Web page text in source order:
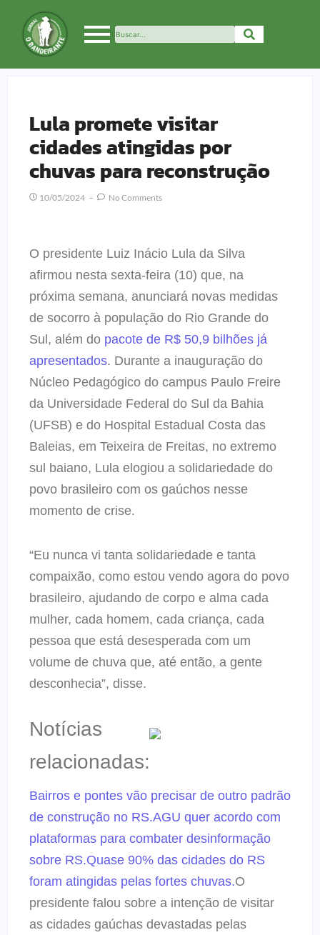
Lula promete visitar
cidades atingidas por
chuvas para reconstrução
10/05/2024 No Comments
O presidente Luiz Inácio Lula da Silva
afirmou nesta sexta-feira (10) que, na
próxima semana, anunciará novas medidas
de socorro à população do Rio Grande do
Sul, além do pacote de R$ 50,9 bilhões já
apresentados. Durante a inauguração do
Núcleo Pedagógico do campus Paulo Freire
da Universidade Federal do Sul da Bahia
(UFSB) e do Hospital Estadual Costa das
Baleias, em Teixeira de Freitas, no extremo
sul baiano, Lula elogiou a solidariedade do
povo brasileiro com os gaúchos nesse
momento de crise.
“Eu nunca vi tanta solidariedade e tanta
compaixão, como estou vendo agora do povo
brasileiro, ajudando de corpo e alma cada
mulher, cada homem, cada criança, cada
pessoa que está desesperada com um
volume de chuva que, até então, a gente
desconhecia”, disse.
Notícias
relacionadas:
Bairros e pontes vão precisar de outro padrão
de construção no RS.AGU quer acordo com
plataformas para combater desinformação
sobre RS.Quase 90% das cidades do RS
foram atingidas pelas fortes chuvas.O
presidente falou sobre a intenção de visitar
as cidades gaúchas devastadas pelas